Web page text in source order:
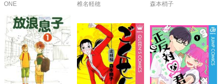
ONE
椎名軽穂
森本梢子